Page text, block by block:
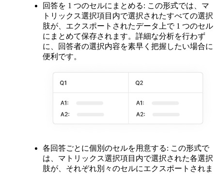
回答を 1 つのセルにまとめる: この形式では、マ
トリックス選択項目内で選択されたすべての選択
肢が、エクスポートされたデータ上で 1 つのセル
にまとめて保存されます。詳細な分析を行わず
に、回答者の選択内容を素早く把握したい場合に
便利です。
各回答ごとに個別のセルを用意する: この形式で
は、マトリックス選択項目内で選択された各選択
肢が、それぞれ別々のセルにエクスポートされま